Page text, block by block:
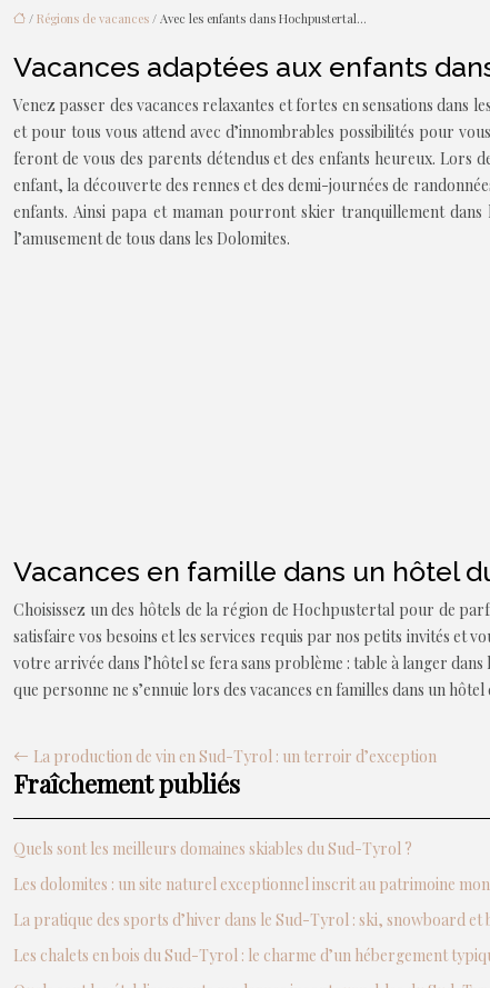
/ Régions de vacances / Avec les enfants dans Hochpustertal…
Vacances adaptées aux enfants
Venez passer des vacances relaxantes et fortes en sensations
et pour tous vous attend avec d’innombrables possibilités pour
feront de vous des parents détendus et des enfants heureux. Lors
enfant, la découverte des rennes et des demi-journées de
enfants. Ainsi papa et maman pourront skier tranquillement
l’amusement de tous dans les Dolomites.
Vacances en famille dans un hôtel
Choisissez un des hôtels de la région de Hochpustertal pour de
satisfaire vos besoins et les services requis par nos petits invités et
votre arrivée dans l’hôtel se fera sans problème : table à langer
que personne ne s’ennuie lors des vacances en familles dans un
La production de vin en Sud-Tyrol : un terroir d’exception
Fraîchement publiés
Quels sont les meilleurs domaines skiables du Sud-Tyrol ?
Les dolomites : un site naturel exceptionnel inscrit au patrimoine
La pratique des sports d’hiver dans le Sud-Tyrol : ski, snowboard et
Les chalets en bois du Sud-Tyrol : le charme d’un hébergement